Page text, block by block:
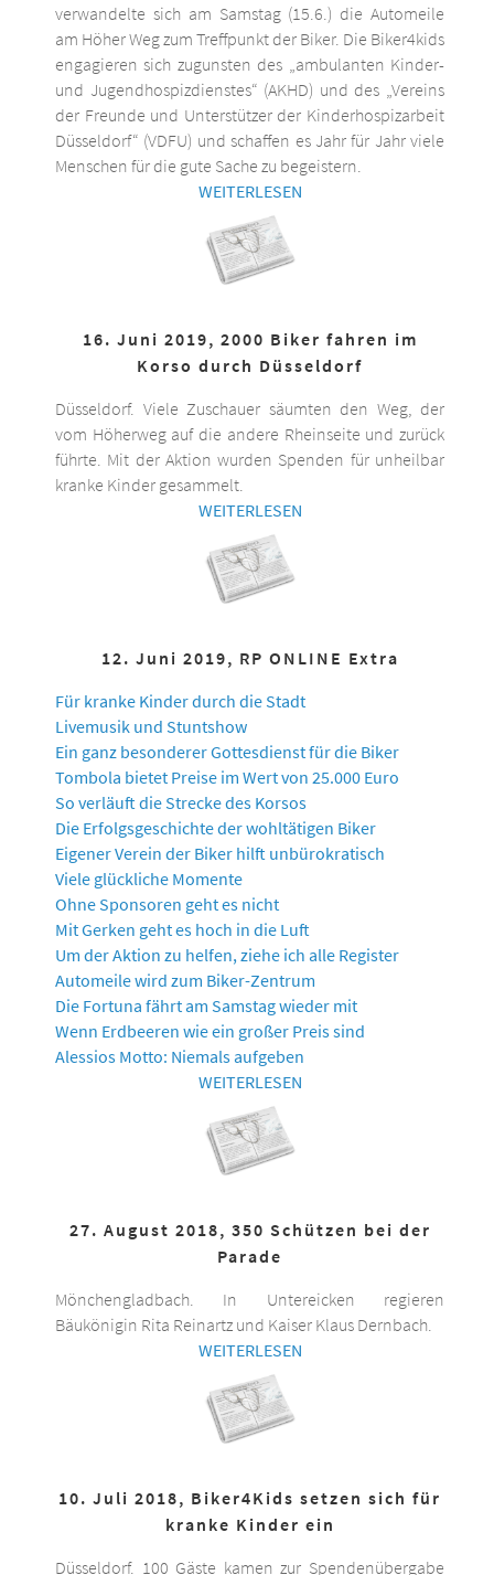
verwandelte sich am Samstag (15.6.) die Automeile
am Höher Weg zum Treffpunkt der Biker. Die Biker4kids
engagieren sich zugunsten des „ambulanten Kinder-
und Jugendhospizdienstes“ (AKHD) und des „Vereins
der Freunde und Unterstützer der Kinderhospizarbeit
Düsseldorf“ (VDFU) und schaffen es Jahr für Jahr viele
Menschen für die gute Sache zu begeistern.
WEITERLESEN
16. Juni 2019, 2000 Biker fahren im
Korso durch Düsseldorf
Düsseldorf. Viele Zuschauer säumten den Weg, der
vom Höherweg auf die andere Rheinseite und zurück
führte. Mit der Aktion wurden Spenden für unheilbar
kranke Kinder gesammelt.
WEITERLESEN
12. Juni 2019, RP ONLINE Extra
Für kranke Kinder durch die Stadt
Livemusik und Stuntshow
Ein ganz besonderer Gottesdienst für die Biker
Tombola bietet Preise im Wert von 25.000 Euro
So verläuft die Strecke des Korsos
Die Erfolgsgeschichte der wohltätigen Biker
Eigener Verein der Biker hilft unbürokratisch
Viele glückliche Momente
Ohne Sponsoren geht es nicht
Mit Gerken geht es hoch in die Luft
Um der Aktion zu helfen, ziehe ich alle Register
Automeile wird zum Biker-Zentrum
Die Fortuna fährt am Samstag wieder mit
Wenn Erdbeeren wie ein großer Preis sind
Alessios Motto: Niemals aufgeben
WEITERLESEN
27. August 2018, 350 Schützen bei der
Parade
Mönchengladbach. In Untereicken regieren
Bäukönigin Rita Reinartz und Kaiser Klaus Dernbach.
WEITERLESEN
10. Juli 2018, Biker4Kids setzen sich für
kranke Kinder ein
Düsseldorf. 100 Gäste kamen zur Spendenübergabe